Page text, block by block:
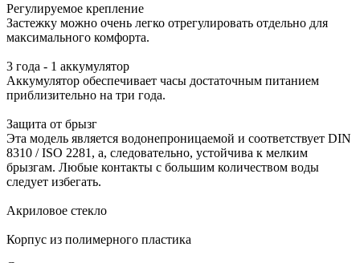
Регулируемое крепление
Застежку можно очень легко отрегулировать отдельно для
максимального комфорта.
3 года - 1 аккумулятор
Аккумулятор обеспечивает часы достаточным питанием
приблизительно на три года.
Защита от брызг
Эта модель является водонепроницаемой и соответствует DIN
8310 / ISO 2281, а, следовательно, устойчива к мелким
брызгам. Любые контакты с большим количеством воды
следует избегать.
Акриловое стекло
Корпус из полимерного пластика